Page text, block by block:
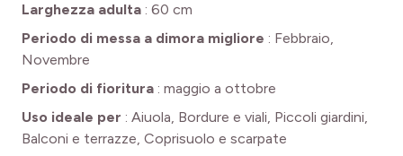
Larghezza adulta : 60 cm
Periodo di messa a dimora migliore : Febbraio,
Novembre
Periodo di fioritura : maggio a ottobre
Uso ideale per : Aiuola, Bordure e viali, Piccoli giardini,
Balconi e terrazze, Coprisuolo e scarpate